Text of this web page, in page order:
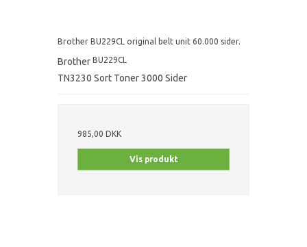
Brother BU229CL original belt unit 60.000 sider.
Brother BU229CL
TN3230 Sort Toner 3000 Sider
985,00 DKK
Vis produkt